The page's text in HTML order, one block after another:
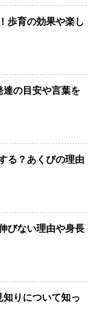
歩育の効果や楽し
の目安や言葉を
る？あくびの理由
びない理由や身長
りについて知っ